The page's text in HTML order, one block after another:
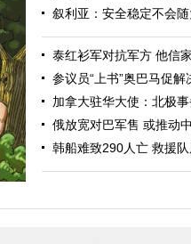
叙利亚：安全稳定不会
泰红衫军对抗军方 他信
参议员“上书”奥巴马促解
加拿大驻华大使：北极
俄放宽对巴军售 或推动
韩船难致290人亡 救援